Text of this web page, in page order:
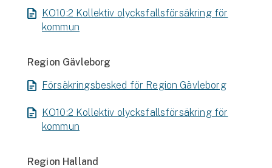
KO10:2 Kollektiv olycksfallsförsäkring för
kommun
Region Gävleborg
Försäkringsbesked för Region Gävleborg
KO10:2 Kollektiv olycksfallsförsäkring för
kommun
Region Halland